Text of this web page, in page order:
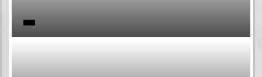
Por favor, aguarde...